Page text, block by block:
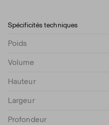
Spécificités techniques
Poids
Volume
Hauteur
Largeur
Profondeur